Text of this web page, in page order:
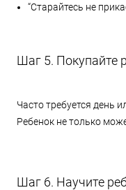
“Старайтесь не
Шаг 5. Покупайте
Часто требуется день
Ребенок не только
Шаг 6. Научите